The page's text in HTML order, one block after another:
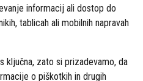
informacij ali dostop do
tablicah ali mobilnih napravah
ključna, zato si prizadevamo, da
o piškotkih in drugih